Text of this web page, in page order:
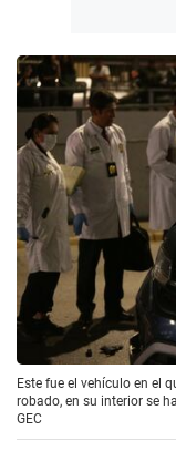
Este fue el vehículo en el
robado, en su interior se
GEC